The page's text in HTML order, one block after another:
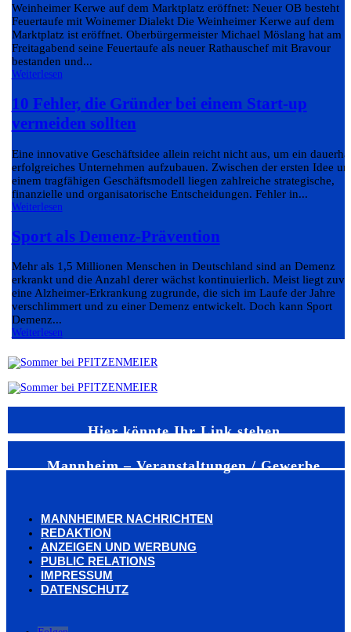
Weinheimer Kerwe auf dem Marktplatz eröffnet: Neuer OB besteht
Feuertaufe mit Woinemer Dialekt Die Weinheimer Kerwe auf dem
Marktplatz ist eröffnet. Oberbürgermeister Michael Möslang hat am
Freitagabend seine Feuertaufe als neuer Rathauschef mit Bravour
bestanden und...
Weiterlesen
10 Fehler, die Gründer bei einem Start-up
vermeiden sollten
Eine innovative Geschäftsidee allein reicht nicht aus, um ein
erfolgreiches Unternehmen aufzubauen. Zwischen der ersten Idee
einem tragfähigen Geschäftsmodell liegen zahlreiche strategische,
finanzielle und organisatorische Entscheidungen. Fehler in...
Weiterlesen
Sport als Demenz-Prävention
Mehr als 1,5 Millionen Menschen in Deutschland sind an Demenz
erkrankt und die Anzahl derer wächst kontinuierlich. Meist liegt
eine Alzheimer-Erkrankung zugrunde, die sich im Laufe der Jahre
verschlimmert und zu einer Demenz entwickelt. Doch kann Sport
Demenz...
Weiterlesen
Hier könnte Ihr Link stehen
Mannheim – Veranstaltungen / Gewerbe
MANNHEIMER NACHRICHTEN
REDAKTION
ANZEIGEN UND WERBUNG
PUBLIC RELATIONS
IMPRESSUM
DATENSCHUTZ